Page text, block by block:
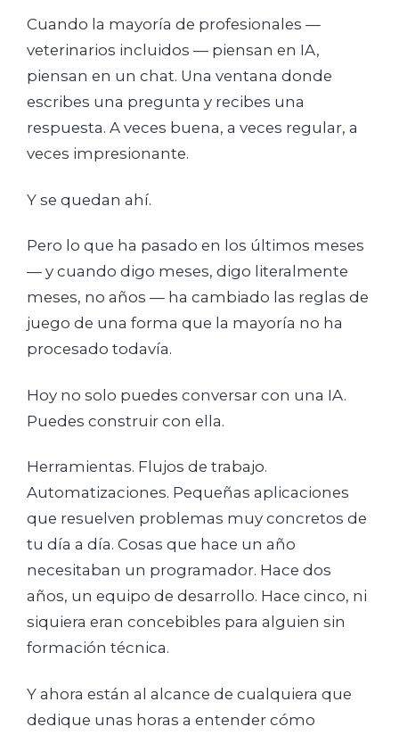
Cuando la mayoría de profesionales —
veterinarios incluidos — piensan en IA,
piensan en un chat. Una ventana donde
escribes una pregunta y recibes una
respuesta. A veces buena, a veces regular, a
veces impresionante.
Y se quedan ahí.
Pero lo que ha pasado en los últimos meses
— y cuando digo meses, digo literalmente
meses, no años — ha cambiado las reglas de
juego de una forma que la mayoría no ha
procesado todavía.
Hoy no solo puedes conversar con una IA.
Puedes construir con ella.
Herramientas. Flujos de trabajo.
Automatizaciones. Pequeñas aplicaciones
que resuelven problemas muy concretos de
tu día a día. Cosas que hace un año
necesitaban un programador. Hace dos
años, un equipo de desarrollo. Hace cinco, ni
siquiera eran concebibles para alguien sin
formación técnica.
Y ahora están al alcance de cualquiera que
dedique unas horas a entender cómo